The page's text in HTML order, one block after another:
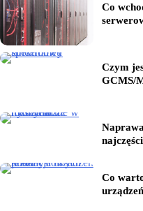
Co
Czym
GCMS/
Co